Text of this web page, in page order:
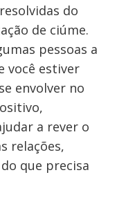
do
de ciúme.
pessoas a
você estiver
envolver no
a rever o
relações,
que precisa